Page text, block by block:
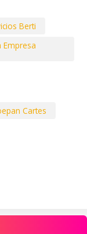
Berti
Empresa
Cartes